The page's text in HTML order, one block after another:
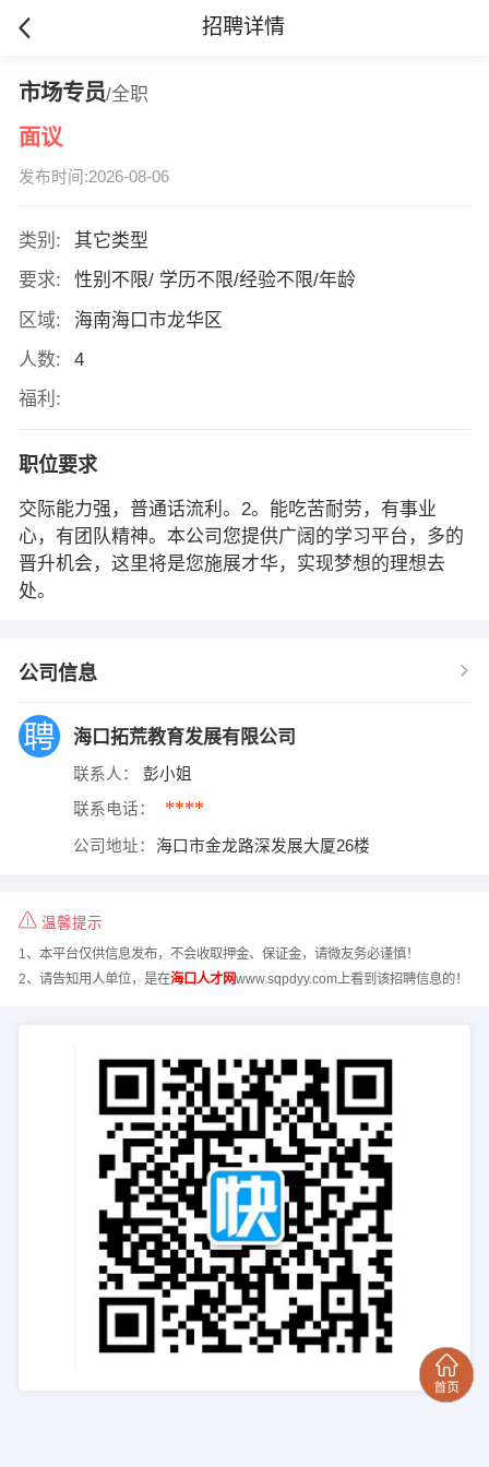
招聘详情
市场专员/全职
面议
发布时间:2026-08-06
类别:
其它类型
要求:
性别不限/ 学历不限/经验不限/年龄
区域:
海南海口市龙华区
人数:
4
福利:
职位要求
交际能力强，普通话流利。2。能吃苦耐劳，有事业
心，有团队精神。本公司您提供广阔的学习平台，多的
晋升机会，这里将是您施展才华，实现梦想的理想去
处。
公司信息
海口拓荒教育发展有限公司
联系人： 彭小姐
联系电话： ****
公司地址： 海口市金龙路深发展大厦26楼
温馨提示
1、本平台仅供信息发布，不会收取押金、保证金，请微友务必谨慎！
2、请告知用人单位，是在海口人才网www.sqpdyy.com上看到该招聘信息的！